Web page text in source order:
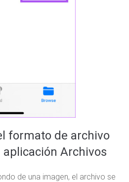
formato de archivo
Archivos
de una imagen, el archivo se